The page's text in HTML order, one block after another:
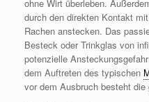
ohne Wirt überleben.
durch den direkten Kontakt
Rachen anstecken. Das
Besteck oder Trinkglas von
potenzielle
dem Auftreten des typischen
vor dem Ausbruch besteht